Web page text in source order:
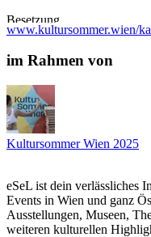
Besetzung
Comedian/Host: Philipp
Comedian: Tobias Born
Comedian: Marie Harnau
...Mehr lesen
www.kultursommer.wien/
im Rahmen von
Kultursommer Wien 2025
eSeL ist dein verlässliches
Events in Wien und ganz
Ausstellungen, Museen,
weiteren kulturellen